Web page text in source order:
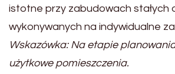
istotne przy zabudowach stałych
wykonywanych na indywidualne
Wskazówka: Na etapie
użytkowe pomieszczenia.